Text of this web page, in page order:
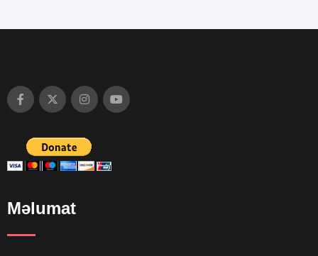
Məlumat